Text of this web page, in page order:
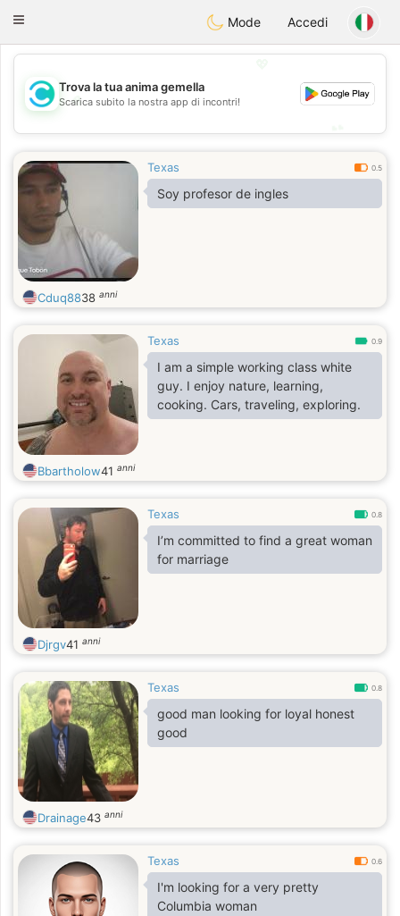
olombiaCitas
Toggle
Mode Accedi
💖
💕
Trova la tua anima gemella
Scarica subito la nostra app di incontri!
Texas 0.5
Soy profesor de ingles
Cduq8838 anni
Texas 0.9
I am a simple working class white
guy. I enjoy nature, learning,
cooking. Cars, traveling, exploring.
Bbartholow41 anni
Texas 0.8
I’m committed to find a great woman
for marriage
Djrgv41 anni
Texas 0.8
good man looking for loyal honest
good
Drainage43 anni
Texas 0.6
I'm looking for a very pretty
Columbia woman